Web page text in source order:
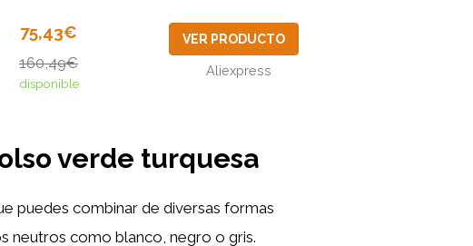
75,43€
160,49€
disponible
VER PRODUCTO
Aliexpress
verde turquesa
puedes combinar de diversas formas
neutros como blanco, negro o gris.